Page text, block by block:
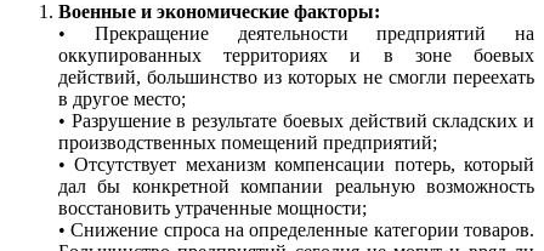
Военные и экономические факторы:
• Прекращение деятельности предприятий на
оккупированных территориях и в зоне боевых
действий, большинство из которых не смогли переехать
в другое место;
• Разрушение в результате боевых действий складских и
производственных помещений предприятий;
• Отсутствует механизм компенсации потерь, который
дал бы конкретной компании реальную возможность
восстановить утраченные мощности;
• Снижение спроса на определенные категории товаров.